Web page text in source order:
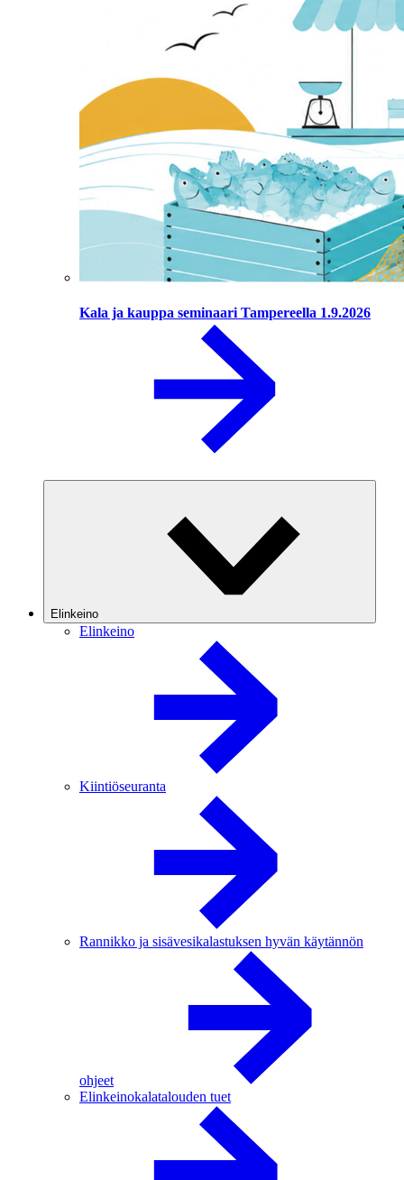
Kala ja kauppa seminaari Tampereella 1.9.2026
Elinkeino
Elinkeino
Kiintiöseuranta
Rannikko ja sisävesikalastuksen hyvän käytännön
ohjeet
Elinkeinokalatalouden tuet